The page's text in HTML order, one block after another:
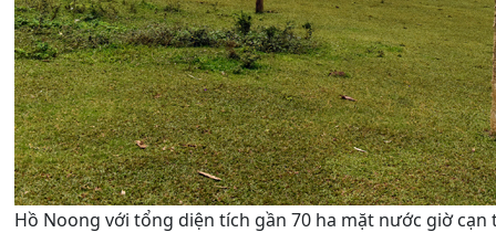
Hồ Noong với tổng diện tích gần 70 ha mặt nước giờ cạn